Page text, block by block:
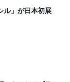
ル」が日本初展